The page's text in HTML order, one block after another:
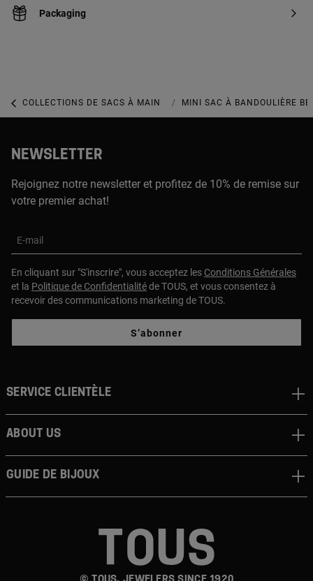
Packaging
COLLECTIONS DE SACS À MAIN COLLECTION KAOS ICON
MINI SAC À BANDOULIÈRE
NEWSLETTER
Rejoignez notre newsletter et profitez de 10% de remise sur
votre premier achat!
E-mail
En cliquant sur "S'inscrire", vous acceptez les Conditions Générales
et la Politique de Confidentialitéde TOUS, et vous consentez à
recevoir des communications marketing de TOUS.
S’abonner
Service clientèle
About us
Guide de bijoux